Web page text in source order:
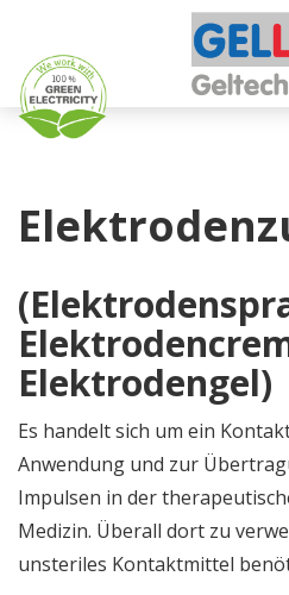
CONSUMER
TECHNICAL
Elektrodengel)
Es handelt sich um ein
Anwendung und zur
Impulsen in der
Medizin. Überall dort zu
unsteriles Kontaktmittel